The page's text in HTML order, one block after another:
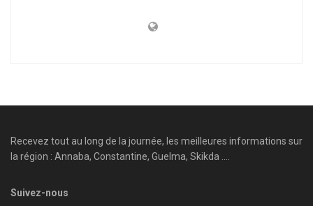
Recevez tout au long de la journée, les meilleures informations sur
la région : Annaba, Constantine, Guelma, Skikda ....
Suivez-nous